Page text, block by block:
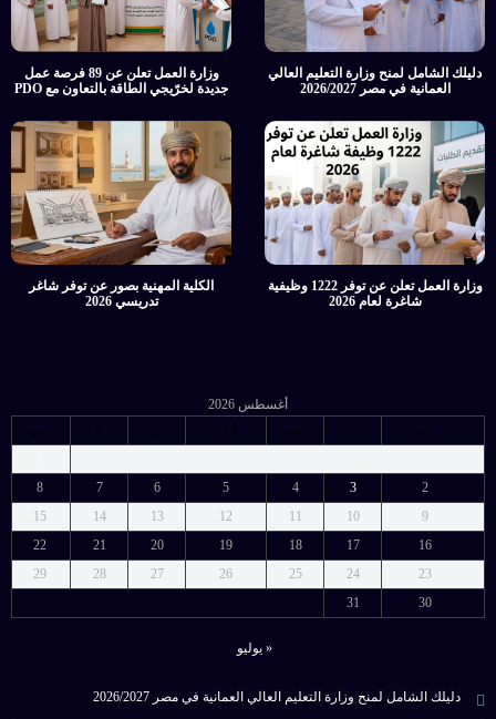
دليلك الشامل لمنح وزارة التعليم العالي
العمانية في مصر 2026/2027
وزارة العمل تعلن عن 89 فرصة عمل
جديدة لخرّيجي الطاقة بالتعاون مع PDO
وزارة العمل تعلن عن توفر 1222 وظيفية
شاغرة لعام 2026
الكلية المهنية بصور عن توفر شاغر
تدريسي 2026
أغسطس 2026
د
ن ث أرب خ ج
س
2
3
4
5
6
7
8
9
10
11
12
13
14
15
16
17
18
19
20
21
22
23
24
25
26
27
28
29
30
31
« يوليو
دليلك الشامل لمنح وزارة التعليم العالي العمانية في مصر 2026/2027